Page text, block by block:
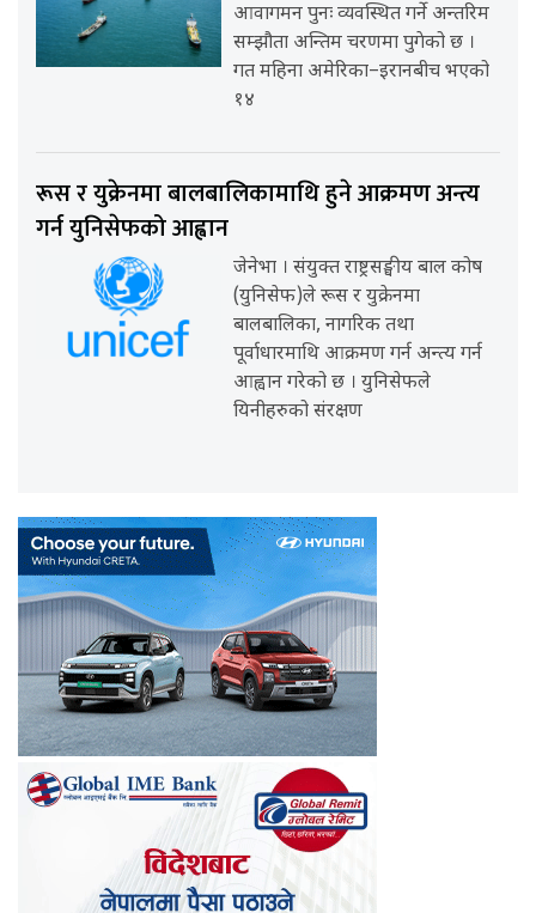
आवागमन पुनः व्यवस्थित गर्ने अन्तरिम
सम्झौता अन्तिम चरणमा पुगेको छ ।
गत महिना अमेरिका–इरानबीच भएको
१४
रूस र युक्रेनमा बालबालिकामाथि हुने आक्रमण अन्त्य
गर्न युनिसेफको आह्वान
जेनेभा । संयुक्त राष्ट्रसङ्घीय बाल कोष
(युनिसेफ)ले रूस र युक्रेनमा
बालबालिका, नागरिक तथा
पूर्वाधारमाथि आक्रमण गर्न अन्त्य गर्न
आह्वान गरेको छ । युनिसेफले
यिनीहरुको संरक्षण